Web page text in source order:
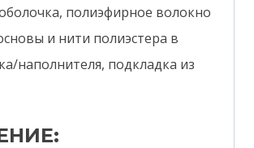
полиэфирное волокно
и нити полиэстера в
наполнителя, подкладка из